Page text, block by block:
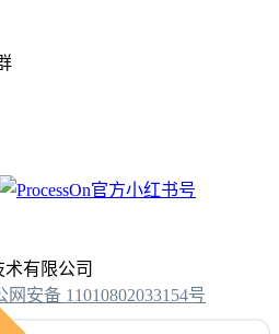
有限公司
网安备 11010802033154号